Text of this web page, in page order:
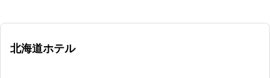
北海道ホテル